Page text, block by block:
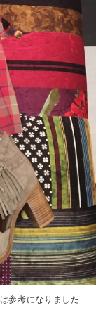
参考になりました